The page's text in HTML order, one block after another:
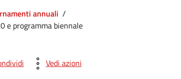
annuali /
e programma biennale
Vedi azioni